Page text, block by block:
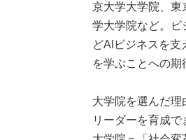
京大学大学院、東
学大学院など。ビ
どAIビジネスを支
を学ぶことへの期
大学院を選んだ
リーダーを育成